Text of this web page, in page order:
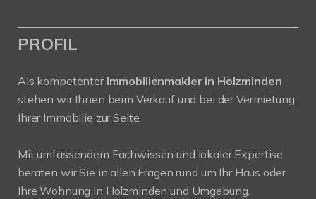
PROFIL
Als kompetenter Immobilienmakler in Holzminden
stehen wir Ihnen beim Verkauf und bei der Vermietung
Ihrer Immobilie zur Seite.
Mit umfassendem Fachwissen und lokaler Expertise
beraten wir Sie in allen Fragen rund um Ihr Haus oder
Ihre Wohnung in Holzminden und Umgebung.